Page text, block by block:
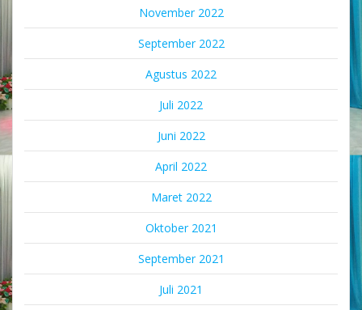
November 2022
September 2022
Agustus 2022
Juli 2022
Juni 2022
April 2022
Maret 2022
Oktober 2021
September 2021
Juli 2021